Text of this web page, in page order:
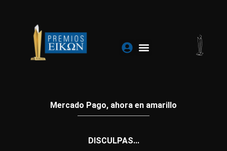
contenido
Mercado Pago, ahora en amarillo
DISCULPAS...